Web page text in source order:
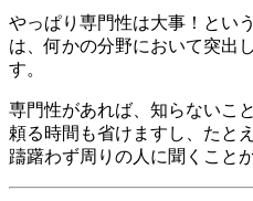
やっぱり専門性は大事！とい
は、何かの分野において突出
す。
専門性があれば、知らないこ
頼る時間も省けますし、たと
躊躇わず周りの人に聞くこと